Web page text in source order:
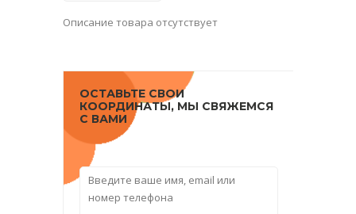
Описание товара отсутствует
ОСТАВЬТЕ СВОИ
КООРДИНАТЫ, МЫ СВЯЖЕМСЯ
С ВАМИ